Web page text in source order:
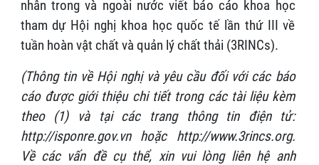
nhân trong và ngoài nước viết báo cáo khoa học
tham dự Hội nghị khoa học quốc tế lần thứ III về
tuần hoàn vật chất và quản lý chất thải (3RINCs).
(Thông tin về Hội nghị và yêu cầu đối với các báo
cáo được giới thiệu chi tiết trong các tài liệu kèm
theo (1) và tại các trang thông tin điện tử:
http://isponre.gov.vn hoặc http://www.3rincs.org.
Về các vấn đề cụ thể, xin vui lòng liên hệ anh